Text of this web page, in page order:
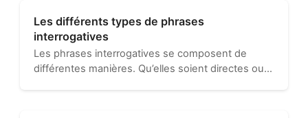
Les différents types de phrases
interrogatives
Les phrases interrogatives se composent de
différentes manières. Qu’elles soient directes ou